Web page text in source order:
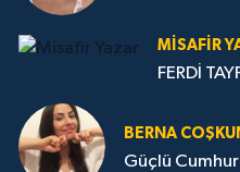
MISAFIR
FERDİ
BERNA
Güçlü